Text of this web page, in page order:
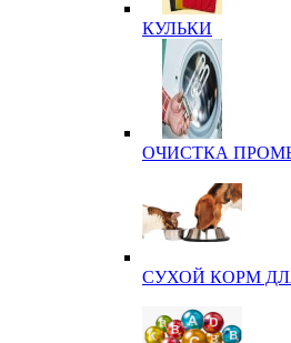
КУЛЬКИ
ОЧИСТКА
СУХОЙ КОРМ